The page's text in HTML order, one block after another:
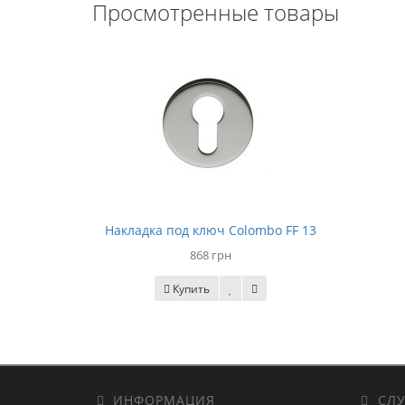
Просмотренные товары
Накладка под ключ Colombo FF 13
868 грн
Купить
ИНФОРМАЦИЯ